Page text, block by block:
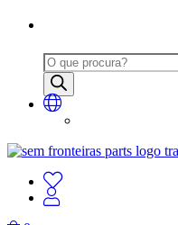
Products
search